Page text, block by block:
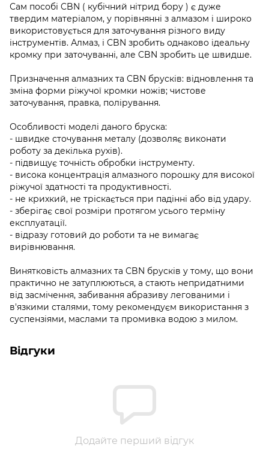
Сам пособі CBN ( кубічний нітрид бору ) є дуже
твердим матеріалом, у порівнянні з алмазом і широко
використовується для заточування різного виду
інструментів. Алмаз, і CBN зробить однаково ідеальну
кромку при заточуванні, але CBN зробить це швидше.
Призначення алмазних та CBN брусків: відновлення та
зміна форми ріжучої кромки ножів; чистове
заточування, правка, полірування.
Особливості моделі даного бруска:
- швидке сточування металу (дозволяє виконати
роботу за декілька рухів).
- підвищує точність обробки інструменту.
- висока концентрація алмазного порошку для високої
ріжучої здатності та продуктивності.
- не крихкий, не тріскається при падінні або від удару.
- зберігає свої розміри протягом усього терміну
експлуатації.
- відразу готовий до роботи та не вимагає
вирівнювання.
Винятковість алмазних та CBN брусків у тому, що вони
практично не затуплюються, а стають непридатними
від засмічення, забивання абразиву легованими і
в'язкими сталями, тому рекомендуєм використання з
суспензіями, маслами та промивка водою з милом.
Відгуки
Додайте перший відгук